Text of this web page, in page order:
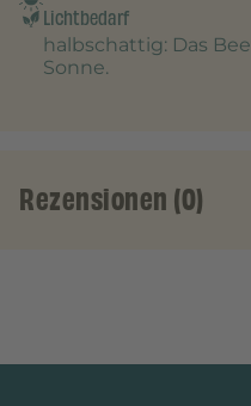
Lichtbedarf
halbschattig: Das
Sonne.
Rezensionen (0)